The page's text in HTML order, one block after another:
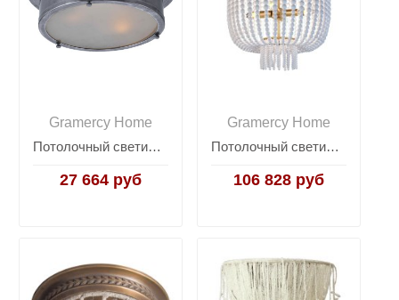
Gramercy Home
Потолочный светильник Industrial Round
27 664 руб
Gramercy Home
Потолочный светильник Factora
106 828 руб